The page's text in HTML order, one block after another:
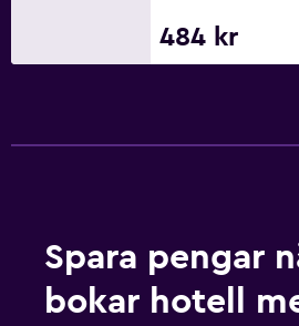
484 kr
Spara pengar
bokar hotell